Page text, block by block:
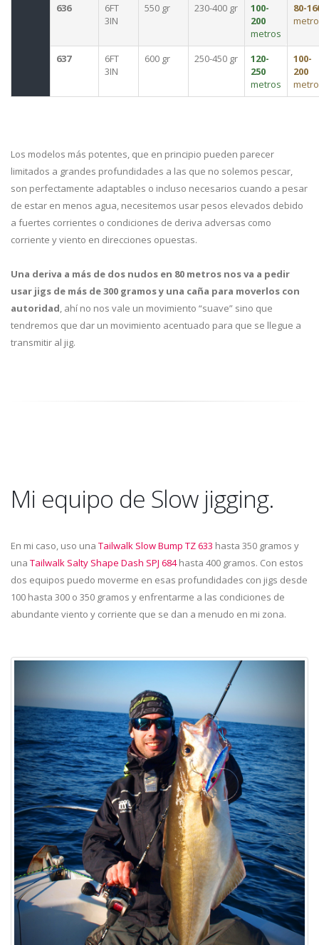
636
6FT
3IN
550 gr 230-400 gr
100-
200
metros
80-
637
6FT
3IN
600 gr 250-450 gr
120-
250
metros
100-
200
Los modelos más potentes, que en principio pueden parecer
limitados a grandes profundidades a las que no solemos pescar,
son perfectamente adaptables o incluso necesarios cuando a pesar
de estar en menos agua, necesitemos usar pesos elevados debido
a fuertes corrientes o condiciones de deriva adversas como
corriente y viento en direcciones opuestas.
Una deriva a más de dos nudos en 80 metros nos va a pedir
usar jigs de más de 300 gramos y una caña para moverlos con
autoridad , ahí no nos vale un movimiento “suave” sino que
tendremos que dar un movimiento acentuado para que se llegue a
transmitir al jig.
Mi equipo de Slow jigging.
En mi caso, uso una Tailwalk Slow Bump TZ 633 hasta 350 gramos y
una Tailwalk Salty Shape Dash SPJ 684hasta 400 gramos. Con estos
dos equipos puedo moverme en esas profundidades con jigs desde
100 hasta 300 o 350 gramos y enfrentarme a las condiciones de
abundante viento y corriente que se dan a menudo en mi zona.